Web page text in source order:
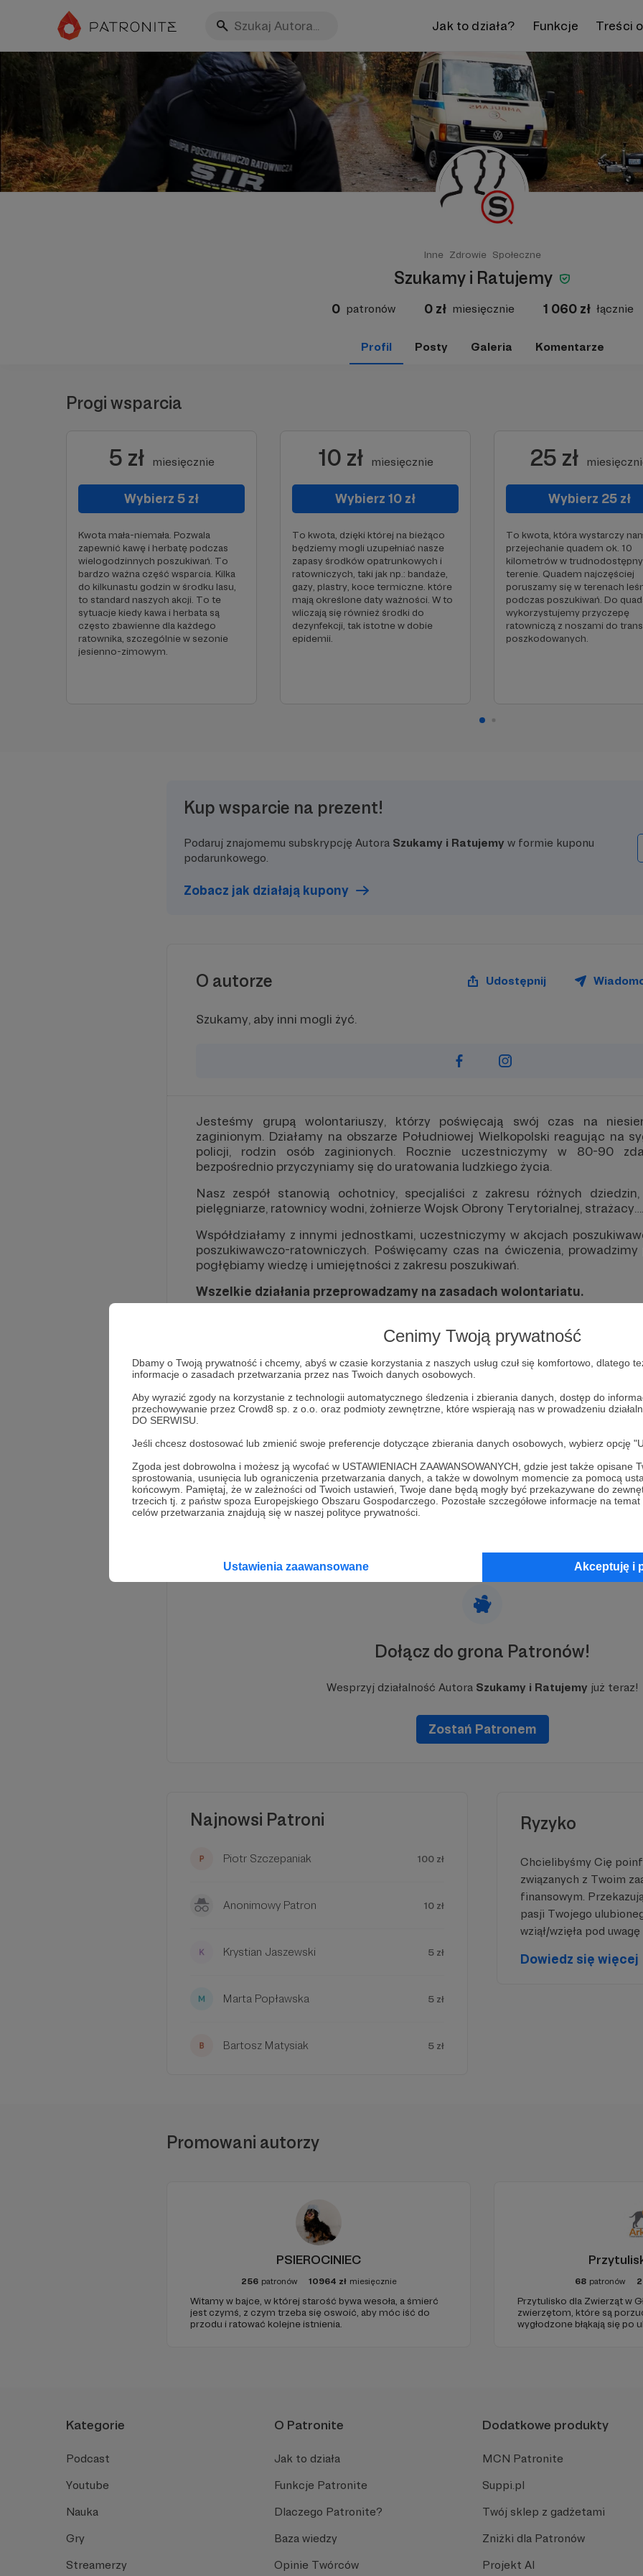
Cenimy Twoją prywatność
Dbamy o Twoją prywatność i chcemy, abyś w czasie korzystania z naszych usług czuł się komfortowo, dlatego
informacje o zasadach przetwarzania przez nas Twoich danych osobowych.
Aby wyrazić zgody na korzystanie z technologii automatycznego śledzenia i zbierania danych, dostęp do
przechowywanie przez Crowd8 sp. z o.o. oraz podmioty zewnętrzne, które wspierają nas w prowadzeniu
DO SERWISU.
Jeśli chcesz dostosować lub zmienić swoje preferencje dotyczące zbierania danych osobowych, wybierz opcję
Zgoda jest dobrowolna i możesz ją wycofać w USTAWIENIACH ZAAWANSOWANYCH, gdzie jest także opisane
sprostowania, usunięcia lub ograniczenia przetwarzania danych, a także w dowolnym momencie za pomocą
końcowym. Pamiętaj, że w zależności od Twoich ustawień, Twoje dane będą mogły być przekazywane do
trzecich tj. z państw spoza Europejskiego Obszaru Gospodarczego. Pozostałe szczegółowe informacje na
celów przetwarzania znajdują się w naszej polityce prywatności.
Ustawienia zaawansowane Akceptuję i
Jak to działa? Funkcje Treści
Inne Zdrowie Społeczne
Szukamy i Ratujemy
0 patronów 0 zł miesięcznie 1 060 zł łącznie
Profil Posty Galeria Komentarze
Progi wsparcia
5 zł miesięcznie
Wybierz 5 zł
Kwota mała-niemała. Pozwala
zapewnić kawę i herbatę podczas
wielogodzinnych poszukiwań. To
bardzo ważna część wsparcia. Kilka
do kilkunastu godzin w środku lasu,
to standard naszych akcji. To te
sytuacje kiedy kawa i herbata są
często zbawienne dla każdego
ratownika, szczególnie w sezonie
jesienno-zimowym.
10 zł miesięcznie
Wybierz 10 zł
To kwota, dzięki której na bieżąco
będziemy mogli uzupełniać nasze
zapasy środków opatrunkowych i
ratowniczych, taki jak np.: bandaże,
gazy, plastry, koce termiczne. które
mają określone daty ważności. W to
wliczają się również środki do
dezynfekcji, tak istotne w dobie
epidemii.
25 zł
Wybierz 25 zł
To kwota, która wystarczy
przejechanie quadem ok. 10
kilometrów w
terenie. Quadem najczęściej
poruszamy się w terenach
podczas poszukiwań. Do
wykorzystujemy przyczepę
ratowniczą z noszami do
poszkodowanych.
Kup wsparcie na prezent!
Podaruj znajomemu subskrypcję Autora Szukamy i Ratujemy w formie kuponu
podarunkowego.
Zobacz jak działają kupony
O autorze Udostępnij
Szukamy, aby inni mogli żyć.
Jesteśmy grupą wolontariuszy, którzy poświęcają swój czas na
zaginionym. Działamy na obszarze Południowej Wielkopolski reagując na
policji, rodzin osób zaginionych. Rocznie uczestniczymy w 80-90
bezpośrednio przyczyniamy się do uratowania ludzkiego życia.
Nasz zespół stanowią ochotnicy, specjaliści z zakresu różnych
pielęgniarze, ratownicy wodni, żołnierze Wojsk Obrony Terytorialnej,
Współdziałamy z innymi jednostkami, uczestniczymy w akcjach
poszukiwawczo-ratowniczych. Poświęcamy czas na ćwiczenia, prowadzimy
pogłębiamy wiedzę i umiejętności z zakresu poszukiwań.
Wszelkie działania przeprowadzamy na zasadach wolontariatu.
Media o nas:
Źródło: faktykaliskie.pl
Rozwiń opis
Dołącz do grona Patronów!
Wesprzyj działalność Autora Szukamy i Ratujemyjuż teraz!
Zostań Patronem
Najnowsi Patroni
Piotr Szczepaniak 100 zł
Anonimowy Patron 10 zł
Krystian Jaszewski 5 zł
Marta Popławska 5 zł
Bartosz Matysiak 5 zł
Ryzyko
Chcielibyśmy Cię
związanych z Twoim
finansowym.
pasji Twojego
wziął/wzięła pod
Dowiedz się więcej
Promowani autorzy
PSIEROCINIEC
256 patronów 10964 zł miesięcznie
Witamy w bajce, w której starość bywa wesoła, a śmierć
jest czymś, z czym trzeba się oswoić, aby móc iść do
przodu i ratować kolejne istnienia.
68 patronów
Przytulisko dla Zwierząt w
zwierzętom, które są
wygłodzone błąkają się po
Kategorie
Podcast
Youtube
Nauka
Gry
Streamerzy
O Patronite
Jak to działa
Funkcje Patronite
Dlaczego Patronite?
Baza wiedzy
Opinie Twórców
Dodatkowe produkty
MCN Patronite
Suppi.pl
Twój sklep z gadżetami
Zniżki dla Patronów
Projekt AI